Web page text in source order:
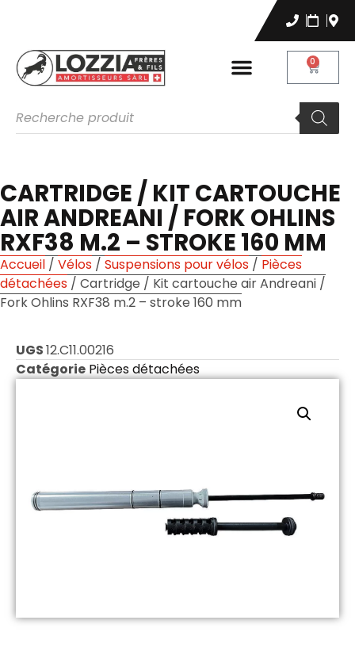
0
CARTRIDGE / KIT CARTOUCHE
AIR ANDREANI / FORK OHLINS
RXF38 M.2 – STROKE 160 MM
Accueil / Vélos / Suspensions pour vélos / Pièces
détachées / Cartridge / Kit cartouche air Andreani /
Fork Ohlins RXF38 m.2 – stroke 160 mm
UGS12.C11.00216
Catégorie Pièces détachées